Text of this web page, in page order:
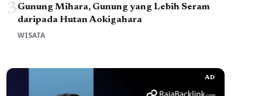
3Gunung Mihara, Gunung yang Lebih Seram
daripada Hutan Aokigahara
WISATA
AD